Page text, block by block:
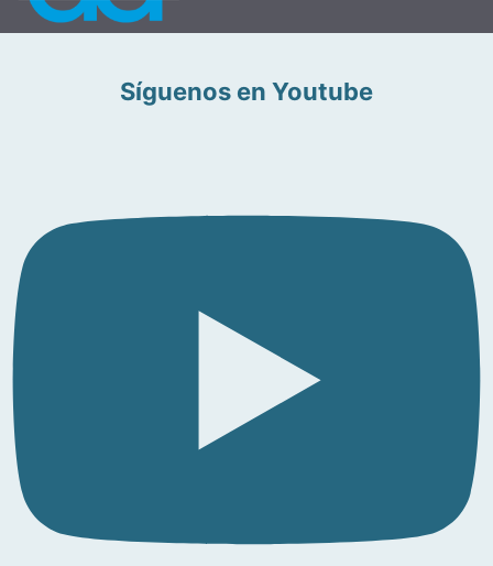
Síguenos en Youtube